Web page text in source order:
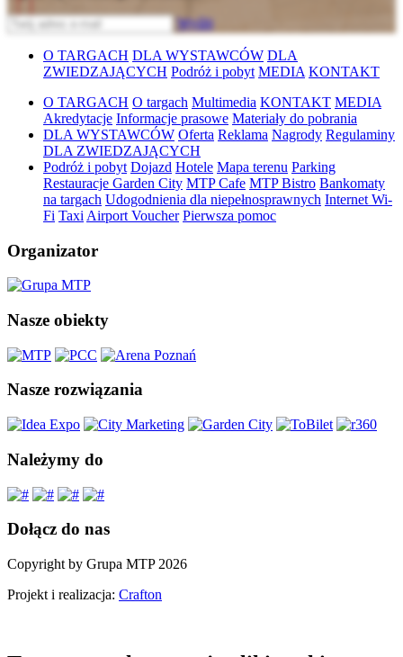
Wyślij
O TARGACH DLA WYSTAWCÓW DLA
ZWIEDZAJĄCYCH Podróż i pobyt MEDIA KONTAKT
O TARGACH O targach Multimedia KONTAKT MEDIA
Akredytacje Informacje prasowe Materiały do pobrania
DLA WYSTAWCÓW Oferta Reklama Nagrody Regulaminy
DLA ZWIEDZAJĄCYCH
Podróż i pobyt Dojazd Hotele Mapa terenu Parking
Restauracje Garden City MTP Cafe MTP Bistro Bankomaty
na targach Udogodnienia dla niepełnosprawnych Internet Wi-
Fi Taxi Airport Voucher Pierwsza pomoc
Organizator
Nasze obiekty
Nasze rozwiązania
Należymy do
Dołącz do nas
Copyright by Grupa MTP 2026
Projekt i realizacja: Crafton